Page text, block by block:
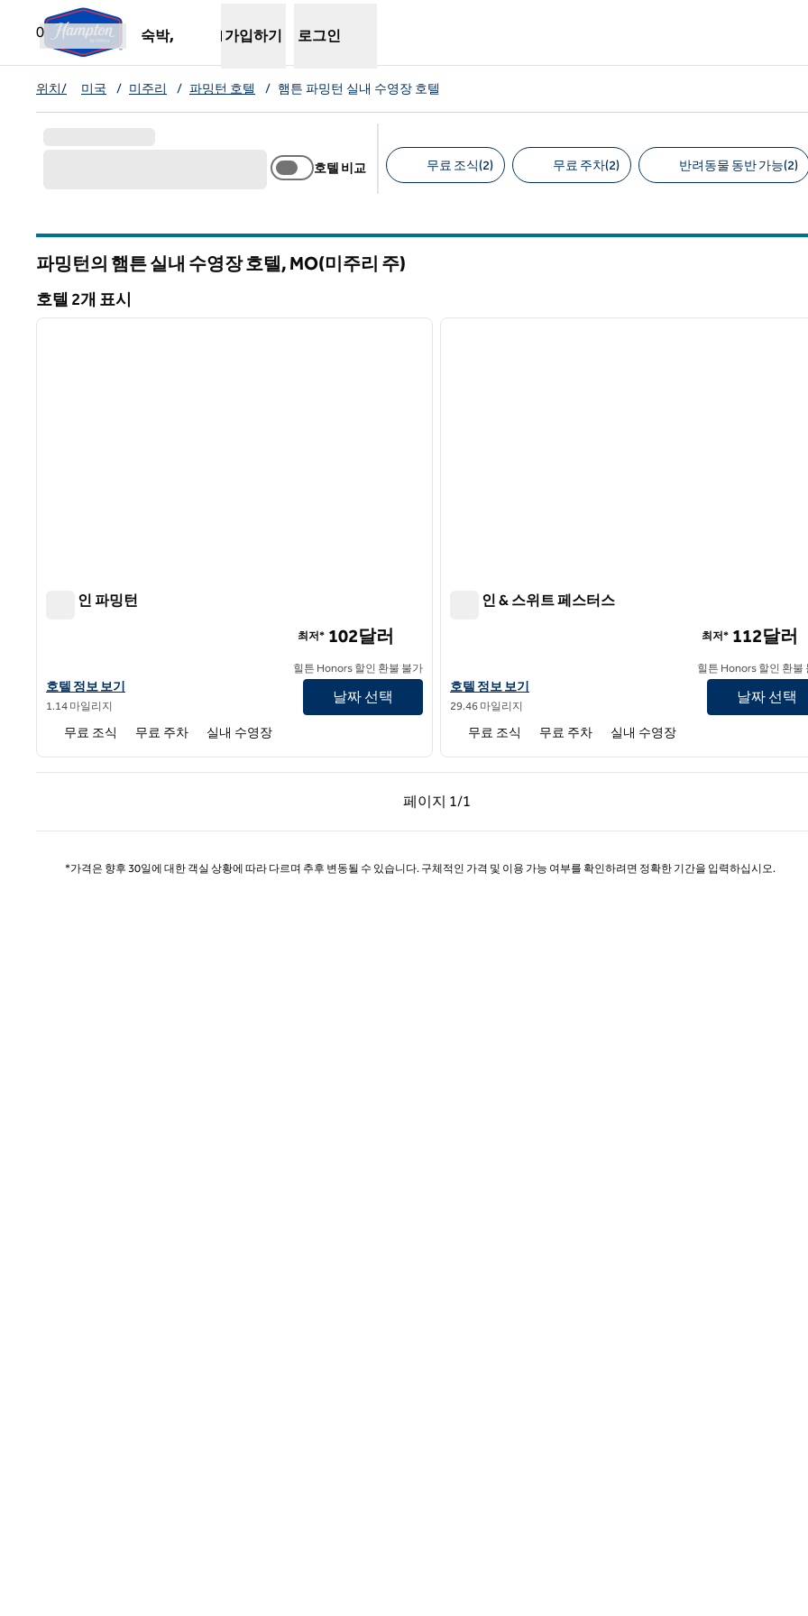
콘텐츠로 이동
0
숙박, 가입하기 로그인
위치/ 미국 / 미주리 / 파밍턴 호텔 / 햄튼 파밍턴 실내 수영장 호텔
호텔 비교 무료 조식(2) 무료 주차(2) 반려동물 동반 가능(2)
파밍턴의 햄튼 실내 수영장 호텔, MO(미주리 주)
호텔 2개 표시
호텔 2개 표시
1/12
다음 이미지
햄튼 인 파밍턴
햄튼 인 파밍턴의 호텔 정보 보기
호텔 정보 보기
1.14 마일리지
최저* 102달러
힐튼 Honors 할인 환불 불가
날짜 선택
무료 조식 무료 주차 실내 수영장
1/7
햄튼 인 & 스위트 페스터스
햄튼 인 & 스위트 페스터스의 호텔 정보 보기
호텔 정보 보기
29.46 마일리지
최저* 112달러
힐튼 Honors 할인 환불
날짜 선택
무료 조식 무료 주차 실내 수영장
페이지 1/1
이전 페이지, 1/1
페이지 1/1
*가격은 향후 30일에 대한 객실 상황에 따라 다르며 추후 변동될 수 있습니다. 구체적인 가격 및 이용 가능 여부를 확인하려면 정확한 기간을 입력하십시오.